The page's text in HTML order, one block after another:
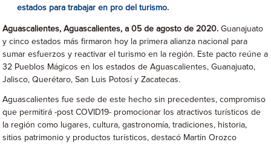
estados para trabajar en pro del turismo.
Aguascalientes, Aguascalientes, a 05 de agosto de 2020.Guanajuato
y cinco estados más firmaron hoy la primera alianza nacional para
sumar esfuerzos y reactivar el turismo en la región. Este pacto reúne a
32 Pueblos Mágicos en los estados de Aguascalientes, Guanajuato,
Jalisco, Querétaro, San Luis Potosí y Zacatecas.
Aguascalientes fue sede de este hecho sin precedentes, compromiso
que permitirá -post COVID19- promocionar los atractivos turísticos de
la región como lugares, cultura, gastronomía, tradiciones, historia,
sitios patrimonio y productos turísticos, destacó Martín Orozco